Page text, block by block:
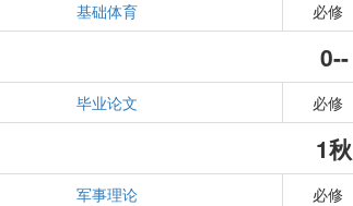
基础体育 必修
0--
毕业论文 必修
1秋
军事理论 必修